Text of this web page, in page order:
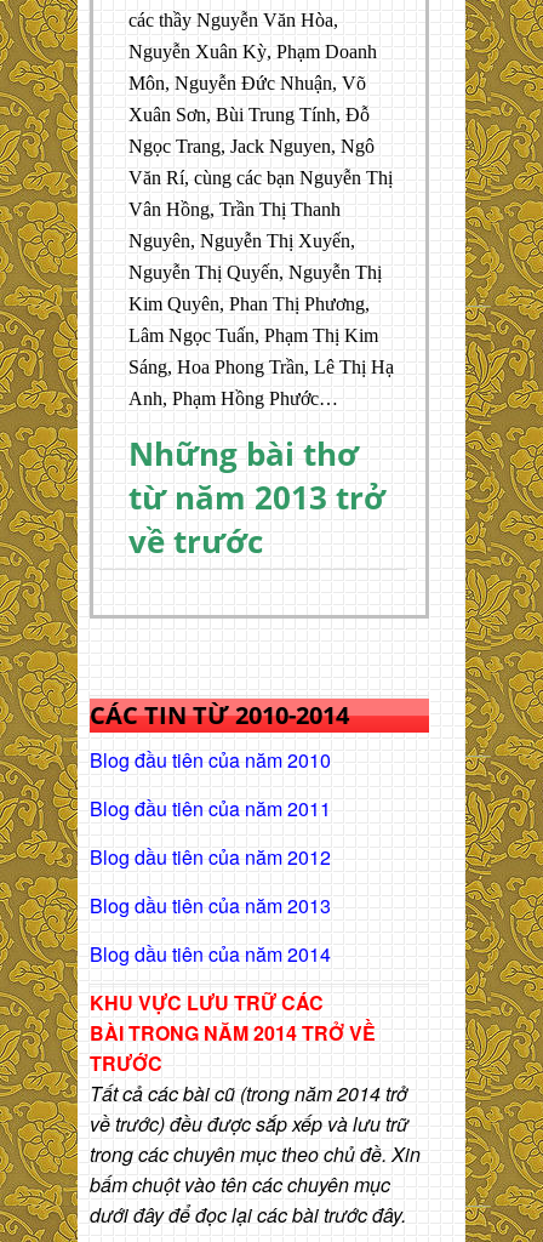
các thầy Nguyễn Văn Hòa,
Nguyễn Xuân Kỳ, Phạm Doanh
Môn, Nguyễn Đức Nhuận, Võ
Xuân Sơn, Bùi Trung Tính, Đỗ
Ngọc Trang, Jack Nguyen, Ngô
Văn Rí, cùng các bạn Nguyễn Thị
Vân Hồng, Trần Thị Thanh
Nguyên, Nguyễn Thị Xuyến,
Nguyễn Thị Quyến, Nguyễn Thị
Kim Quyên, Phan Thị Phương,
Lâm Ngọc Tuấn, Phạm Thị Kim
Sáng, Hoa Phong Trần, Lê Thị Hạ
Anh, Phạm Hồng Phước…
Những bài thơ
từ năm 2013 trở
về trước
CÁC TIN TỪ 2010-2014
Blog đầu tiên của năm 2010
Blog đầu tiên của năm 2011
Blog dầu tiên của năm 2012
Blog dầu tiên của năm 2013
Blog dầu tiên của năm 2014
KHU VỰC LƯU TRỮ CÁC
BÀITRONG NĂM 2014 TRỞ VỀ
TRƯỚC
Tất cả các bài cũ (trong năm 2014 trở
về trước) đều được sắp xếp và lưu trữ
trong các chuyên mục theo chủ đề. Xin
bấm chuột vào tên các chuyên mục
dưới đây để đọc lại các bài trước đây.